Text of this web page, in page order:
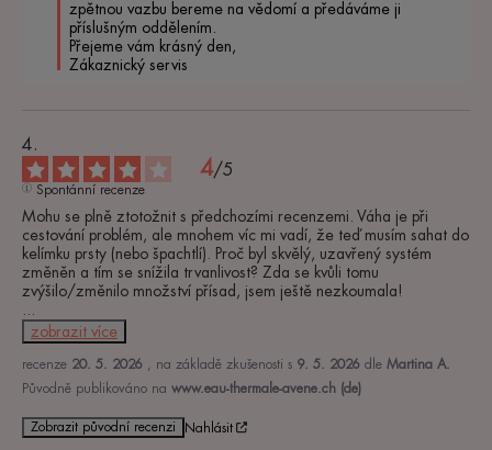
zpětnou vazbu bereme na vědomí a předáváme ji
příslušným oddělením.
Přejeme vám krásný den,
Zákaznický servis
4/5
Spontánní recenze
Mohu se plně ztotožnit s předchozími recenzemi. Váha je při
cestování problém, ale mnohem víc mi vadí, že teď musím sahat do
kelímku prsty (nebo špachtlí). Proč byl skvělý, uzavřený systém
změněn a tím se snížila trvanlivost? Zda se kvůli tomu
zobrazit více
recenze 20. 5. 2026 , na základě zkušenosti s 9. 5. 2026 dle Martina A.
Původně publikováno na www.eau-thermale-avene.ch (de)
Zobrazit původní recenzi Nahlásit